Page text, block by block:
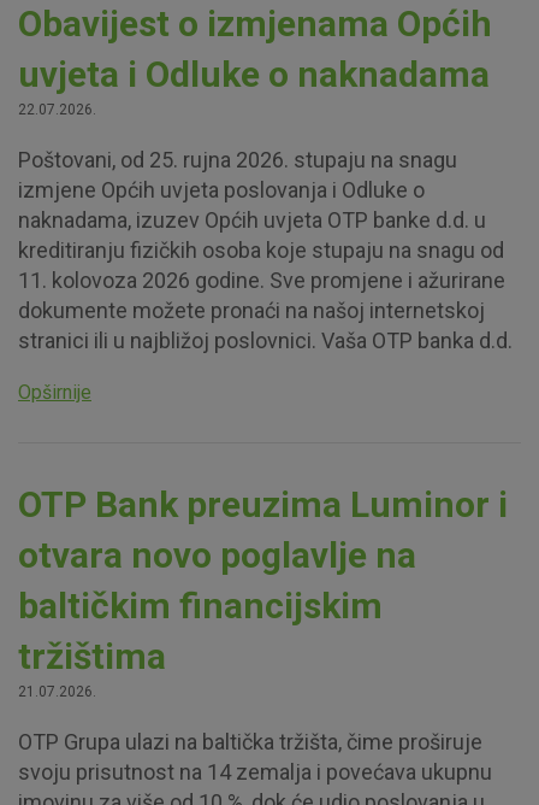
Obavijest o izmjenama Općih
uvjeta i Odluke o naknadama
22.07.2026.
Poštovani, od 25. rujna 2026. stupaju na snagu
izmjene Općih uvjeta poslovanja i Odluke o
naknadama, izuzev Općih uvjeta OTP banke d.d. u
kreditiranju fizičkih osoba koje stupaju na snagu od
11. kolovoza 2026 godine. Sve promjene i ažurirane
dokumente možete pronaći na našoj internetskoj
stranici ili u najbližoj poslovnici. Vaša OTP banka d.d.
Opširnije
OTP Bank preuzima Luminor i
otvara novo poglavlje na
baltičkim financijskim
tržištima
21.07.2026.
OTP Grupa ulazi na baltička tržišta, čime proširuje
svoju prisutnost na 14 zemalja i povećava ukupnu